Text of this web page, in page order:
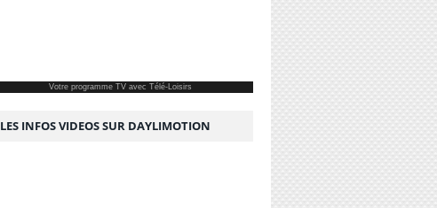
Votre programme TVavec Télé-Loisirs
LES INFOS VIDEOS SUR DAYLIMOTION